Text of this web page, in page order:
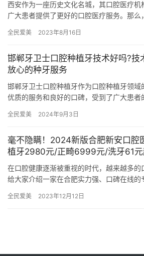
西安作为一座历史文化名城，其口腔医疗机
广大患者提供了更好的口腔医疗服务。那
西安…
全民爱美 2023年8月16日
邯郸牙卫士口腔种植牙技术好吗?技
放心的种牙服务
邯郸牙卫士口腔种植牙作为口腔种植牙领域
优质的服务和良好的口碑，受到了广大患
规放…
全民爱美 2024年9月3日
毫不隐瞒！2024新版合肥新安口腔
植牙2980元/正畸6999元/洗牙61
在口腔健康逐渐被重视的时代，越来越多的
给大家介绍一家在合肥实力强、口碑在线
入了解…
全民爱美 2023年12月12日